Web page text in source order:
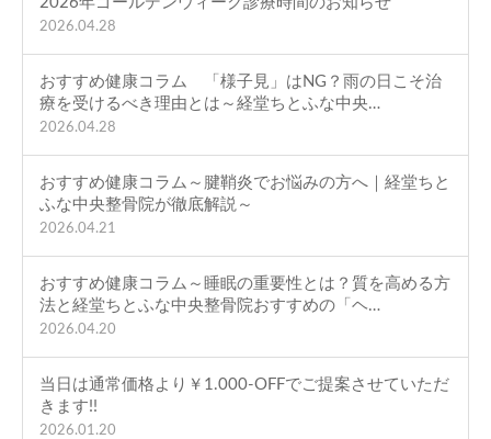
2026.04.28
おすすめ健康コラム 「様子見」はNG？雨の日こそ治
療を受けるべき理由とは～経堂ちとふな中央…
2026.04.28
おすすめ健康コラム～腱鞘炎でお悩みの方へ｜経堂ちと
ふな中央整骨院が徹底解説～
2026.04.21
おすすめ健康コラム～睡眠の重要性とは？質を高める方
法と経堂ちとふな中央整骨院おすすめの「ヘ…
2026.04.20
当日は通常価格より￥1.000-OFFでご提案させていただ
きます!!
2026.01.20